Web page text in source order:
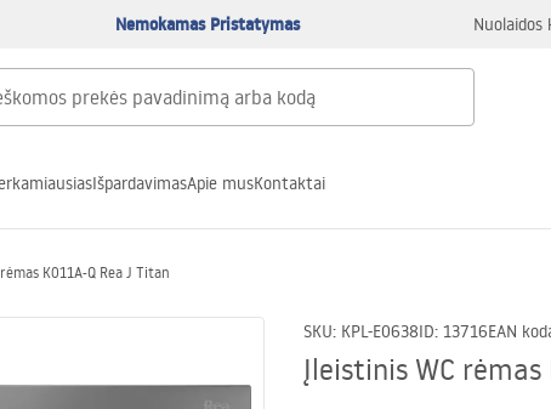
Nemokamas Pristatymas Nuolaidos
IšpardavimasApie musKontaktai
K011A-Q Rea J Titan
SKU: KPL-E0638ID: 13716EAN
Įleistinis WC rėmas